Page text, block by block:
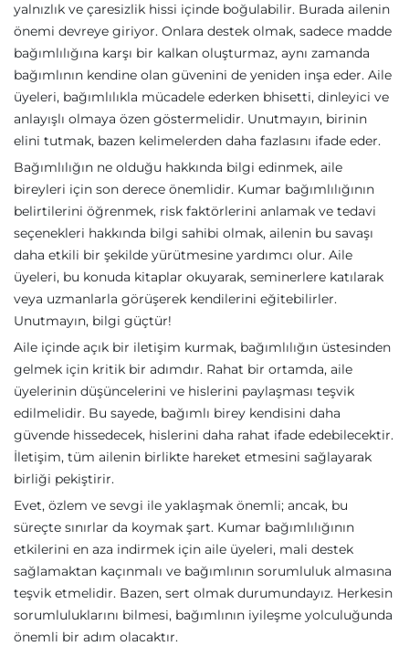
yalnızlık ve çaresizlik hissi içinde boğulabilir. Burada ailenin
önemi devreye giriyor. Onlara destek olmak, sadece madde
bağımlılığına karşı bir kalkan oluşturmaz, aynı zamanda
bağımlının kendine olan güvenini de yeniden inşa eder. Aile
üyeleri, bağımlılıkla mücadele ederken bhisetti, dinleyici ve
anlayışlı olmaya özen göstermelidir. Unutmayın, birinin
elini tutmak, bazen kelimelerden daha fazlasını ifade eder.
Bağımlılığın ne olduğu hakkında bilgi edinmek, aile
bireyleri için son derece önemlidir. Kumar bağımlılığının
belirtilerini öğrenmek, risk faktörlerini anlamak ve tedavi
seçenekleri hakkında bilgi sahibi olmak, ailenin bu savaşı
daha etkili bir şekilde yürütmesine yardımcı olur. Aile
üyeleri, bu konuda kitaplar okuyarak, seminerlere katılarak
veya uzmanlarla görüşerek kendilerini eğitebilirler.
Unutmayın, bilgi güçtür!
Aile içinde açık bir iletişim kurmak, bağımlılığın üstesinden
gelmek için kritik bir adımdır. Rahat bir ortamda, aile
üyelerinin düşüncelerini ve hislerini paylaşması teşvik
edilmelidir. Bu sayede, bağımlı birey kendisini daha
güvende hissedecek, hislerini daha rahat ifade edebilecektir.
İletişim, tüm ailenin birlikte hareket etmesini sağlayarak
birliği pekiştirir.
Evet, özlem ve sevgi ile yaklaşmak önemli; ancak, bu
süreçte sınırlar da koymak şart. Kumar bağımlılığının
etkilerini en aza indirmek için aile üyeleri, mali destek
sağlamaktan kaçınmalı ve bağımlının sorumluluk almasına
teşvik etmelidir. Bazen, sert olmak durumundayız. Herkesin
sorumluluklarını bilmesi, bağımlının iyileşme yolculuğunda
önemli bir adım olacaktır.